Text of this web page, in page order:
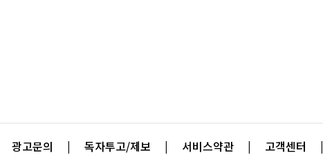
광고문의 | 독자투고/제보 | 서비스약관 | 고객센터 |